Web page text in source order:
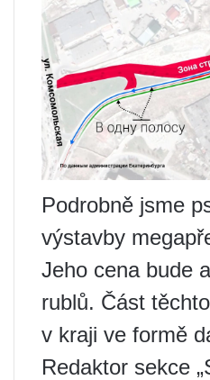
Podrobně jsme
výstavby
Jeho cena bude
rublů. Část
v kraji ve formě
Redaktor sekce